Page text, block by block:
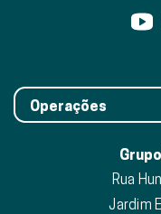
Operações
Rua
Jardim